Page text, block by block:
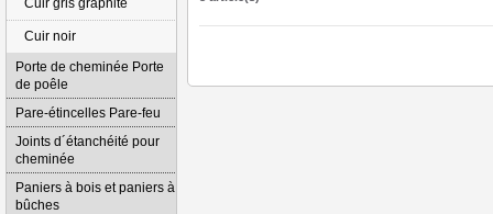
Cuir gris graphite
Cuir noir
Porte de cheminée Porte
de poêle
Pare-étincelles Pare-feu
Joints d´étanchéité pour
cheminée
Paniers à bois et paniers à
bûches